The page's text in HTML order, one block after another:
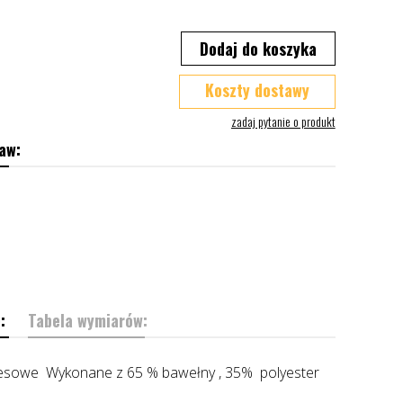
Dodaj do koszyka
Koszty dostawy
Tabela wymiarów:
Wykonane z 65 % bawełny , 35% polyester